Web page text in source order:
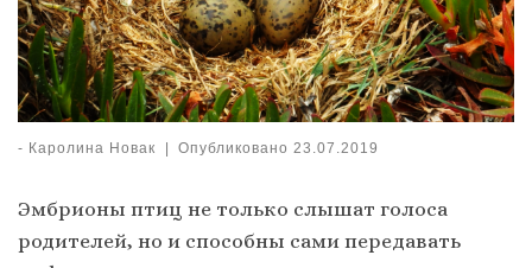
- Каролина Новак | Опубликовано 23.07.2019
Эмбрионы птиц не только слышат голоса
родителей, но и способны сами передавать